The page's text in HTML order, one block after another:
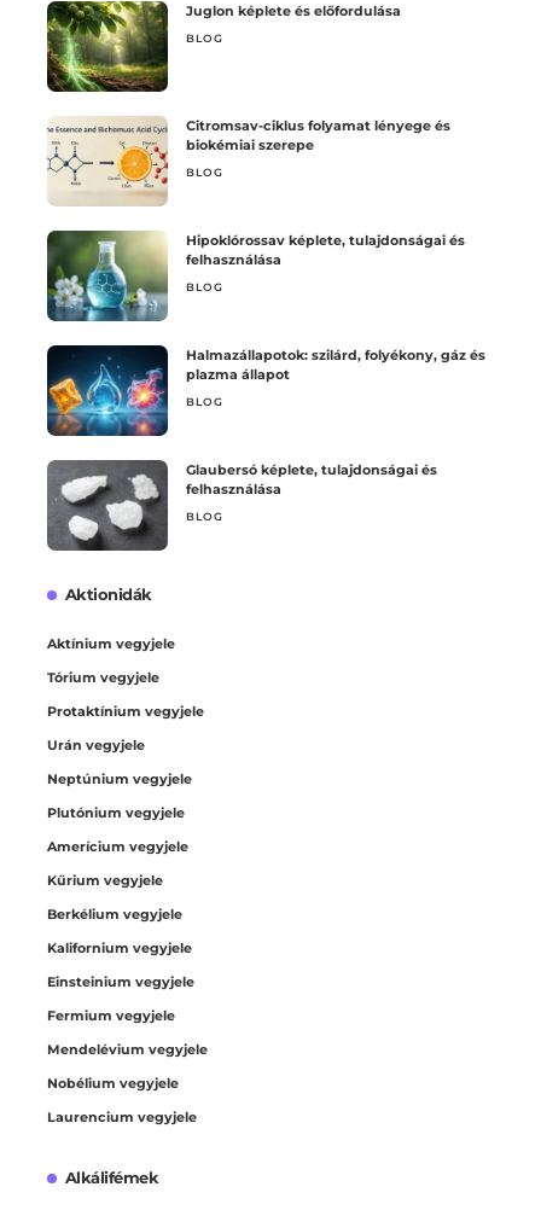
Juglon képlete és előfordulása
BLOG
Citromsav-ciklus folyamat lényege és
biokémiai szerepe
BLOG
Hipoklórossav képlete, tulajdonságai és
felhasználása
BLOG
Halmazállapotok: szilárd, folyékony, gáz és
plazma állapot
BLOG
Glaubersó képlete, tulajdonságai és
felhasználása
BLOG
Aktionidák
Aktínium vegyjele
Tórium vegyjele
Protaktínium vegyjele
Urán vegyjele
Neptúnium vegyjele
Plutónium vegyjele
Amerícium vegyjele
Kűrium vegyjele
Berkélium vegyjele
Kalifornium vegyjele
Einsteinium vegyjele
Fermium vegyjele
Mendelévium vegyjele
Nobélium vegyjele
Laurencium vegyjele
Alkálifémek